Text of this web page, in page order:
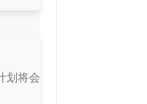
划将会